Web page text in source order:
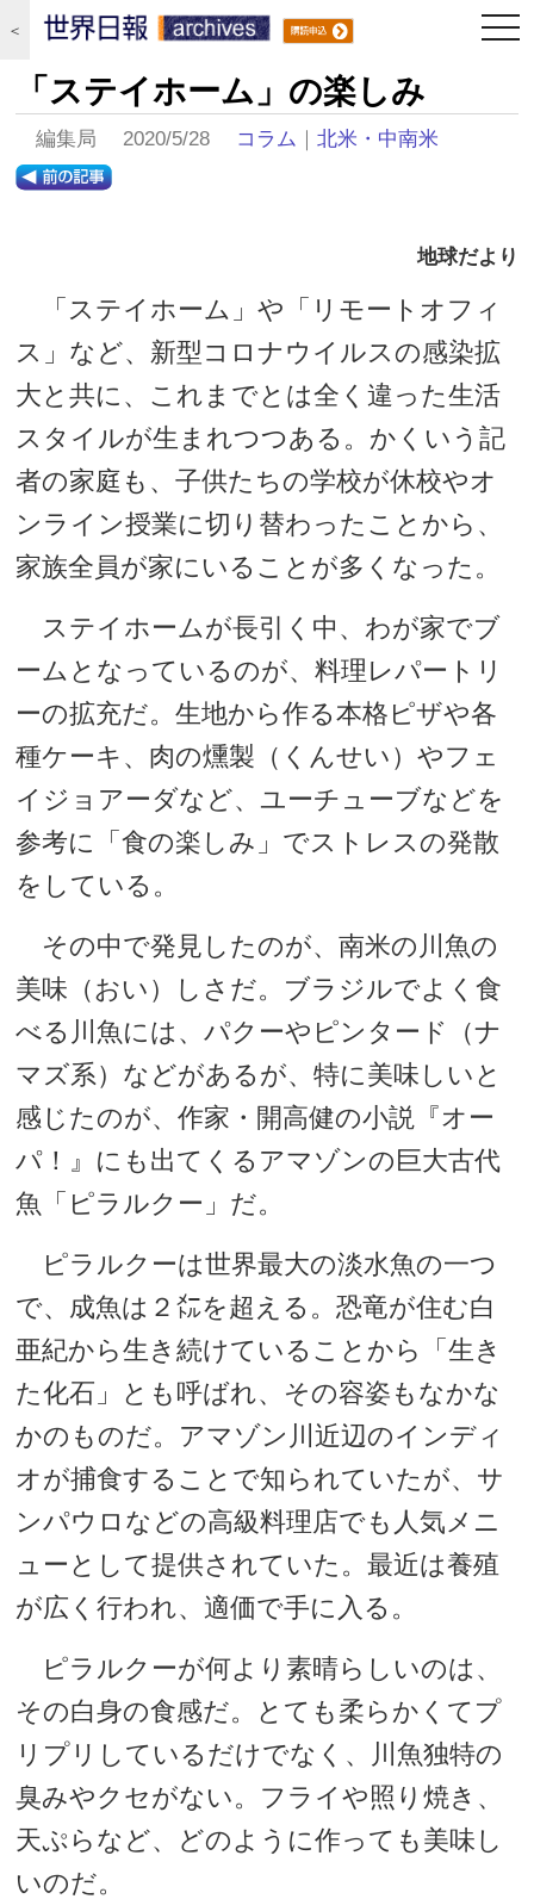
＜
「ステイホーム」の楽しみ
編集局 2020/5/28 コラム ｜北米・中南米
地球だより
「ステイホーム」や「リモートオフィ
ス」など、新型コロナウイルスの感染拡
大と共に、これまでとは全く違った生活
スタイルが生まれつつある。かくいう記
者の家庭も、子供たちの学校が休校やオ
ンライン授業に切り替わったことから、
家族全員が家にいることが多くなった。
ステイホームが長引く中、わが家でブ
ームとなっているのが、料理レパートリ
ーの拡充だ。生地から作る本格ピザや各
種ケーキ、肉の燻製（くんせい）やフェ
イジョアーダなど、ユーチューブなどを
参考に「食の楽しみ」でストレスの発散
をしている。
その中で発見したのが、南米の川魚の
美味（おい）しさだ。ブラジルでよく食
べる川魚には、パクーやピンタード（ナ
マズ系）などがあるが、特に美味しいと
感じたのが、作家・開高健の小説『オー
パ！』にも出てくるアマゾンの巨大古代
魚「ピラルクー」だ。
ピラルクーは世界最大の淡水魚の一つ
で、成魚は２㍍を超える。恐竜が住む白
亜紀から生き続けていることから「生き
た化石」とも呼ばれ、その容姿もなかな
かのものだ。アマゾン川近辺のインディ
オが捕食することで知られていたが、サ
ンパウロなどの高級料理店でも人気メニ
ューとして提供されていた。最近は養殖
が広く行われ、適価で手に入る。
ピラルクーが何より素晴らしいのは、
その白身の食感だ。とても柔らかくてプ
リプリしているだけでなく、川魚独特の
臭みやクセがない。フライや照り焼き、
天ぷらなど、どのように作っても美味し
いのだ。